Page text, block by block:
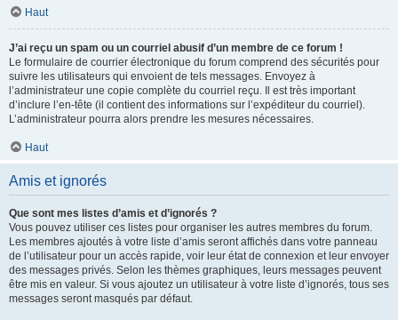
Haut
J’ai reçu un spam ou un courriel abusif d’un membre de ce forum !
Le formulaire de courrier électronique du forum comprend des sécurités pour
suivre les utilisateurs qui envoient de tels messages. Envoyez à
l’administrateur une copie complète du courriel reçu. Il est très important
d’inclure l’en-tête (il contient des informations sur l’expéditeur du courriel).
L’administrateur pourra alors prendre les mesures nécessaires.
Haut
Amis et ignorés
Que sont mes listes d’amis et d’ignorés ?
Vous pouvez utiliser ces listes pour organiser les autres membres du forum.
Les membres ajoutés à votre liste d’amis seront affichés dans votre panneau
de l’utilisateur pour un accès rapide, voir leur état de connexion et leur envoyer
des messages privés. Selon les thèmes graphiques, leurs messages peuvent
être mis en valeur. Si vous ajoutez un utilisateur à votre liste d’ignorés, tous ses
messages seront masqués par défaut.